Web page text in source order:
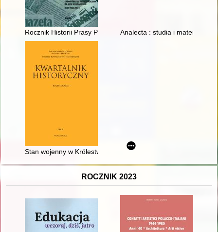
Rocznik Historii Prasy Polskiej. T. 25, z. 3 (2022)
Analecta : studia i materiały z
Stan wojenny w Królestwie Polskim (1861) : pierwsze
ROCZNIK 2023